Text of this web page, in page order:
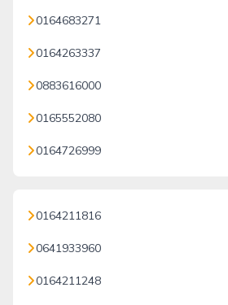
0164683271
0164263337
0883616000
0165552080
0164726999
0164211816
0641933960
0164211248